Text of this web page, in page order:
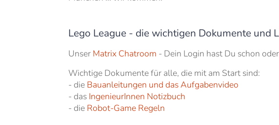
Lego League - die wichtigen Dokumente und
Unser Matrix Chatroom - Dein Login hast Du schon
Wichtige Dokumente für alle, die mit am Start sind:
- die Bauanleitungen und das Aufgabenvideo
- das IngenieurInnen Notizbuch
- die Robot-Game Regeln